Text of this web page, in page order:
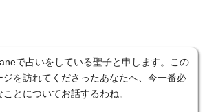
で占いをしている聖子と申します。この
ジを訪れてくださったあなたへ、今一番必
ことについてお話するわね。